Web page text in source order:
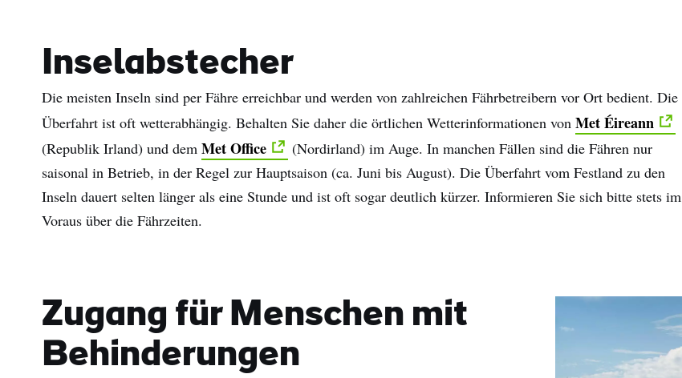
Inselabstecher
Die meisten Inseln sind per Fähre erreichbar und werden von zahlreichen Fährbetreibern vor Ort bedient. Die
Überfahrt ist oft wetterabhängig. Behalten Sie daher die örtlichen Wetterinformationen von Met Éireann
(Republik Irland) und dem Met Office
(Nordirland) im Auge. In manchen Fällen sind die Fähren nur
saisonal in Betrieb, in der Regel zur Hauptsaison (ca. Juni bis August). Die Überfahrt vom Festland zu den
Inseln dauert selten länger als eine Stunde und ist oft sogar deutlich kürzer. Informieren Sie sich bitte stets im
Voraus über die Fährzeiten.
Zugang für Menschen mit
Behinderungen